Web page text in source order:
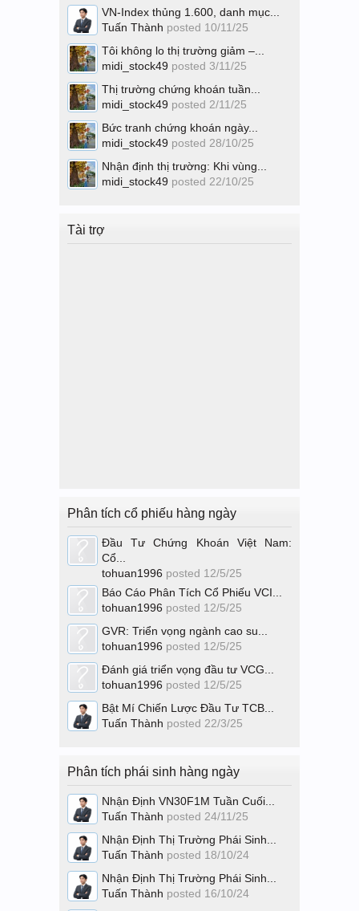
VN-Index thủng 1.600, danh mục...
Tuấn Thành posted 10/11/25
Tôi không lo thị trường giảm –...
midi_stock49 posted 3/11/25
Thị trường chứng khoán tuần...
midi_stock49 posted 2/11/25
Bức tranh chứng khoán ngày...
midi_stock49 posted 28/10/25
Nhận định thị trường: Khi vùng...
midi_stock49 posted 22/10/25
Tài trợ
Phân tích cổ phiếu hàng ngày
Đầu Tư Chứng Khoán Việt Nam:
Cổ...
tohuan1996 posted 12/5/25
Báo Cáo Phân Tích Cổ Phiếu VCI...
tohuan1996 posted 12/5/25
GVR: Triển vọng ngành cao su...
tohuan1996 posted 12/5/25
Đánh giá triển vọng đầu tư VCG...
tohuan1996 posted 12/5/25
Bật Mí Chiến Lược Đầu Tư TCB...
Tuấn Thành posted 22/3/25
Phân tích phái sinh hàng ngày
Nhận Định VN30F1M Tuần Cuối...
Tuấn Thành posted 24/11/25
Nhận Định Thị Trường Phái Sinh...
Tuấn Thành posted 18/10/24
Nhận Định Thị Trường Phái Sinh...
Tuấn Thành posted 16/10/24